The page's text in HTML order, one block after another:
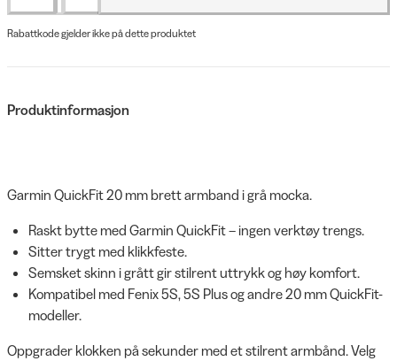
Rabattkode gjelder ikke på dette produktet
Produktinformasjon
Garmin QuickFit 20 mm brett armband i grå mocka.
Raskt bytte med Garmin QuickFit – ingen verktøy trengs.
Sitter trygt med klikkfeste.
Semsket skinn i grått gir stilrent uttrykk og høy komfort.
Kompatibel med Fenix 5S, 5S Plus og andre 20 mm QuickFit-
modeller.
Oppgrader klokken på sekunder med et stilrent armbånd. Velg